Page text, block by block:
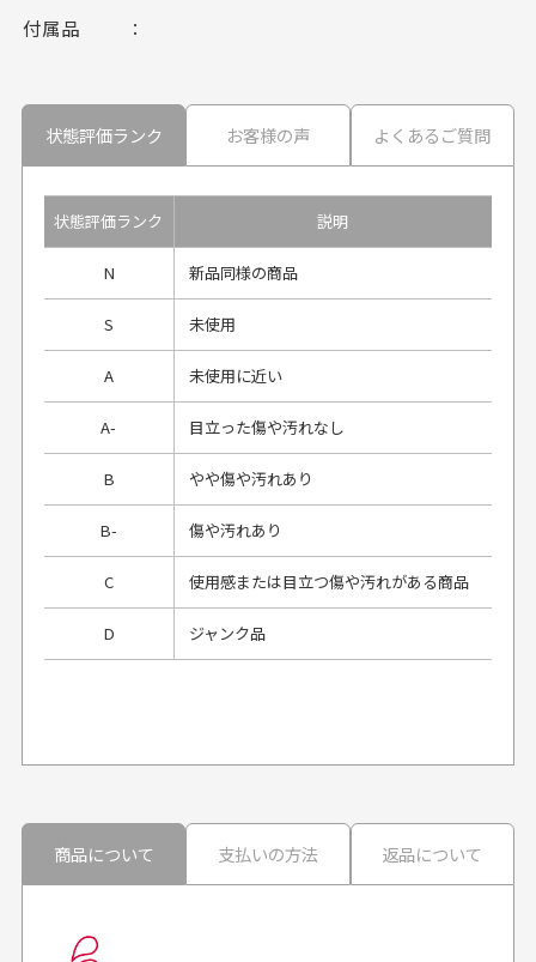
付属品
状態評価ランク お客様の声 よくあるご質問
状態評価ランク 説明
N 新品同様の商品
S 未使用
A 未使用に近い
A- 目立った傷や汚れなし
B やや傷や汚れあり
B- 傷や汚れあり
C 使用感または目立つ傷や汚れがある商品
D ジャンク品
良かった！
30代男性
商品について 支払いの方法 返品について